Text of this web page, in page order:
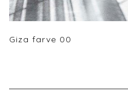
Giza farve 00